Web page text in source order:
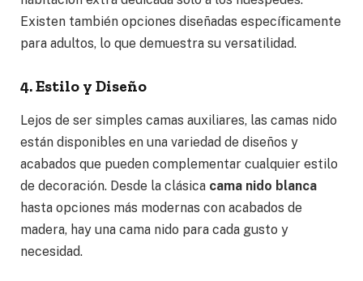
Existen también opciones diseñadas específicamente
para adultos, lo que demuestra su versatilidad.
4. Estilo y Diseño
Lejos de ser simples camas auxiliares, las camas nido
están disponibles en una variedad de diseños y
acabados que pueden complementar cualquier estilo
de decoración. Desde la clásica cama nido blanca
hasta opciones más modernas con acabados de
madera, hay una cama nido para cada gusto y
necesidad.